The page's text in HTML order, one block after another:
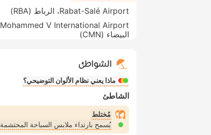
Rabat-Salé Airport، الرباط (RBA)
البيضاء (CMN)
الشواطئ
ماذا يعني نظام الألوان التوضيحي؟
الشاطئ
مُختلط
يُسمح بارتداء ملابس السباحة المحتشمة